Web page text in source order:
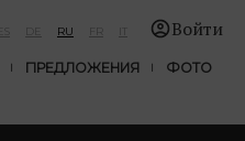
Войти
RU FR IT
ПРЕДЛОЖЕНИЯ ФОТО